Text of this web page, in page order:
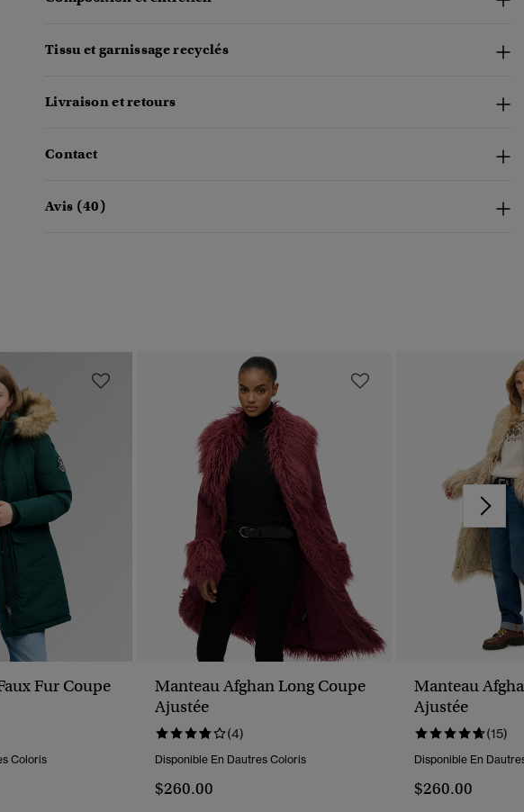
Tissu et garnissage recyclés
Livraison et retours
Contact
Avis (40)
Fur Coupe
Coloris
Manteau Afghan Long Coupe
Ajustée
(4)
Disponible En Dautres Coloris
$260.00
Manteau
Ajustée
(15)
Disponible En
$260.00